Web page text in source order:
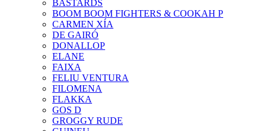
BASTARDS
BOOM BOOM FIGHTERS & COOKAH P
CARMEN XÍA
DE GAIRÓ
DONALLOP
ELANE
FAIXA
FELIU VENTURA
FILOMENA
FLAKKA
GOS D
GROGGY RUDE